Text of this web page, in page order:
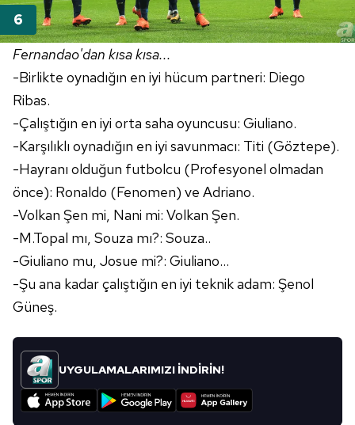
Fernandao'dan kısa kısa...
-Birlikte oynadığın en iyi hücum partneri: Diego
Ribas.
-Çalıştığın en iyi orta saha oyuncusu: Giuliano.
-Karşılıklı oynadığın en iyi savunmacı: Titi (Göztepe).
-Hayranı olduğun futbolcu (Profesyonel olmadan
önce): Ronaldo (Fenomen) ve Adriano.
-Volkan Şen mi, Nani mi: Volkan Şen.
-M.Topal mı, Souza mı?: Souza..
-Giuliano mu, Josue mi?: Giuliano...
-Şu ana kadar çalıştığın en iyi teknik adam: Şenol
Güneş.
UYGULAMALARIMIZI İNDİRİN!